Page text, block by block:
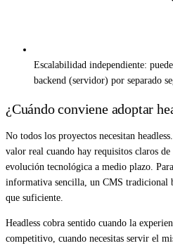
Escalabilidad independiente:
backend (servidor) por separado
¿Cuándo conviene adoptar
No todos los proyectos necesitan
valor real cuando hay requisitos claros
evolución tecnológica a medio plazo.
informativa sencilla, un CMS tradicional
que suficiente.
Headless cobra sentido cuando la
competitivo, cuando necesitas servir el